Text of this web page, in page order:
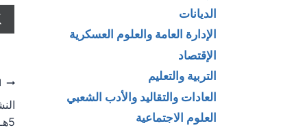
5هـ/9-11م)_ بان علي محمد البياتي
الديانات
الإدارة العامة والعلوم العسكرية
الإقتصاد
التربية والتعليم
العادات والتقاليد والأدب الشعبي
العلوم الاجتماعية